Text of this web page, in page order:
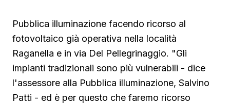
Pubblica illuminazione facendo ricorso al
fotovoltaico già operativa nella località
Raganella e in via Del Pellegrinaggio. "Gli
impianti tradizionali sono più vulnerabili - dice
l'assessore alla Pubblica illuminazione, Salvino
Patti - ed è per questo che faremo ricorso